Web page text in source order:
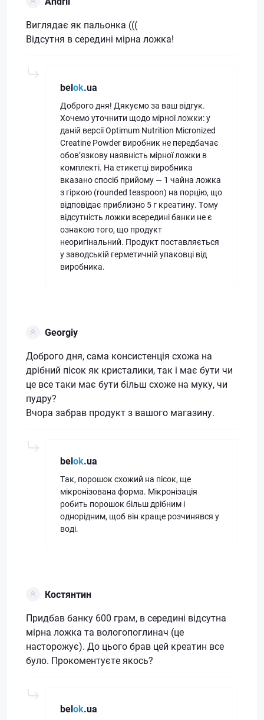
Виглядає як пальонка (((
Відсутня в середині мірна ложка!
belok.ua
Доброго дня! Дякуємо за ваш відгук.
Хочемо уточнити щодо мірної ложки: у
даній версії Optimum Nutrition Micronized
Creatine Powder виробник не передбачає
обов’язкову наявність мірної ложки в
комплекті. На етикетці виробника
вказано спосіб прийому — 1 чайна ложка
з гіркою (rounded teaspoon) на порцію, що
відповідає приблизно 5 г креатину. Тому
відсутність ложки всередині банки не є
ознакою того, що продукт
неоригінальний. Продукт поставляється
у заводській герметичній упаковці від
виробника.
Georgiy
Доброго дня, сама консистенція схожа на
дрібний пісок як кристалики, так і має бути чи
це все таки має бути більш схоже на муку, чи
пудру?
Вчора забрав продукт з вашого магазину.
belok.ua
Так, порошок схожий на пісок, ще
мікронізована форма. Мікронізація
робить порошок більш дрібним і
однорідним, щоб він краще розчинявся у
воді.
Костянтин
Придбав банку 600 грам, в середині відсутна
мірна ложка та вологопоглинач (це
насторожує). До цього брав цей креатин все
було. Прокоментуєте якось?
belok.ua